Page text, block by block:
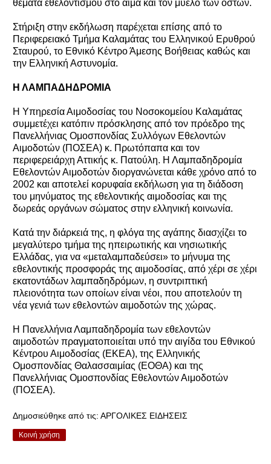
θέματα εθελοντισμού στο αίμα και τον μυελό των οστών.
Στήριξη στην εκδήλωση παρέχεται επίσης από το
Περιφερειακό Τμήμα Καλαμάτας του Ελληνικού Ερυθρού
Σταυρού, το Εθνικό Κέντρο Άμεσης Βοήθειας καθώς και
την Ελληνική Αστυνομία.
Η ΛΑΜΠΑΔΗΔΡΟΜΙΑ
Η Υπηρεσία Αιμοδοσίας του Νοσοκομείου Καλαμάτας
συμμετέχει κατόπιν πρόσκλησης από τον πρόεδρο της
Πανελλήνιας Ομοσπονδίας Συλλόγων Εθελοντών
Αιμοδοτών (ΠΟΣΕΑ) κ. Πρωτόπαπα και τον
περιφερειάρχη Αττικής κ. Πατούλη. Η Λαμπαδηδρομία
Εθελοντών Αιμοδοτών διοργανώνεται κάθε χρόνο από το
2002 και αποτελεί κορυφαία εκδήλωση για τη διάδοση
του μηνύματος της εθελοντικής αιμοδοσίας και της
δωρεάς οργάνων σώματος στην ελληνική κοινωνία.
Κατά την διάρκειά της, η φλόγα της αγάπης διασχίζει το
μεγαλύτερο τμήμα της ηπειρωτικής και νησιωτικής
Ελλάδας, για να «μεταλαμπαδεύσει» το μήνυμα της
εθελοντικής προσφοράς της αιμοδοσίας, από χέρι σε χέρι
εκατοντάδων λαμπαδηδρόμων, η συντριπτική
πλειονότητα των οποίων είναι νέοι, που αποτελούν τη
νέα γενιά των εθελοντών αιμοδοτών της χώρας.
Η Πανελλήνια Λαμπαδηδρομία των εθελοντών
αιμοδοτών πραγματοποιείται υπό την αιγίδα του Εθνικού
Κέντρου Αιμοδοσίας (ΕΚΕΑ), της Ελληνικής
Ομοσπονδίας Θαλασσαιμίας (ΕΟΘΑ) και της
Πανελλήνιας Ομοσπονδίας Εθελοντών Αιμοδοτών
(ΠΟΣΕΑ).
Δημοσιεύθηκε από τις: ΑΡΓΟΛΙΚΕΣ ΕΙΔΗΣΕΙΣ
Κοινή χρήση